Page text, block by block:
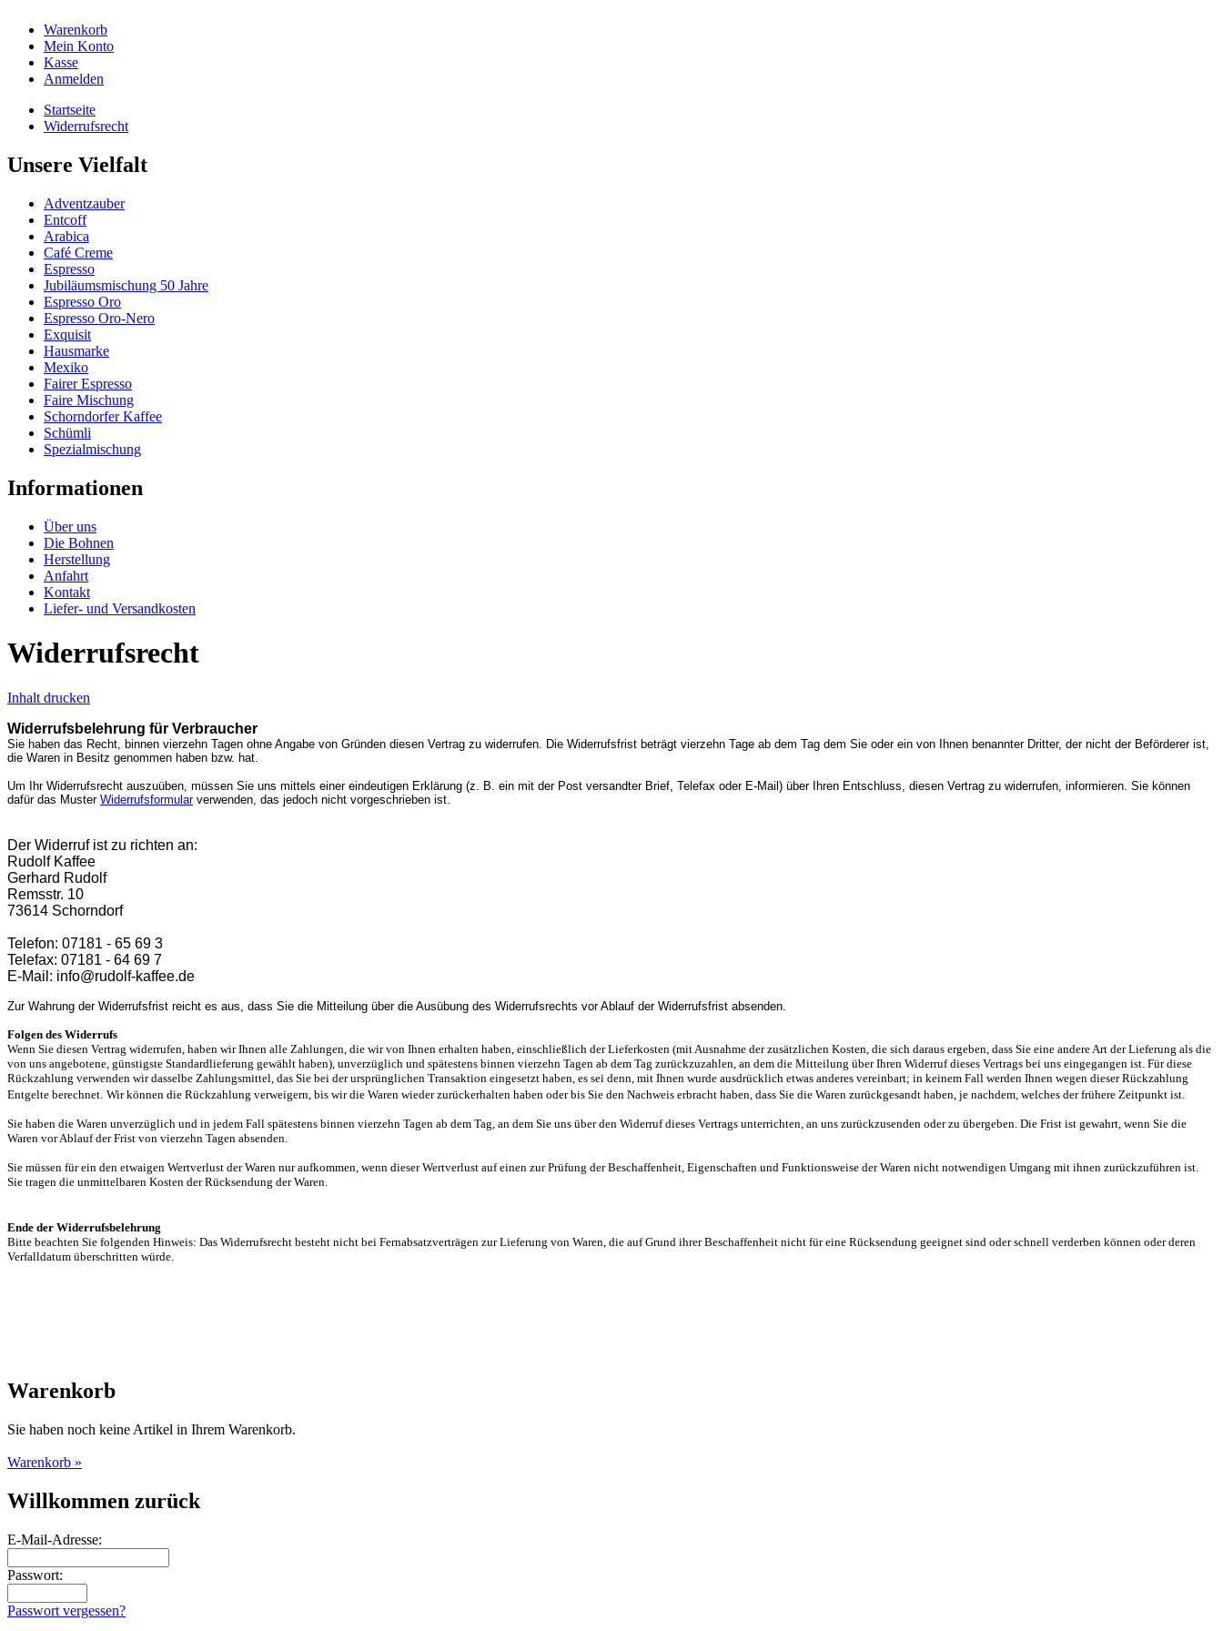
Warenkorb
Mein Konto
Kasse
Anmelden
Startseite
Widerrufsrecht
Unsere Vielfalt
Adventzauber
Entcoff
Arabica
Café Creme
Espresso
Jubiläumsmischung 50 Jahre
Espresso Oro
Espresso Oro-Nero
Exquisit
Hausmarke
Mexiko
Fairer Espresso
Faire Mischung
Schorndorfer Kaffee
Schümli
Spezialmischung
Informationen
Über uns
Die Bohnen
Herstellung
Anfahrt
Kontakt
Liefer- und Versandkosten
Widerrufsrecht
Inhalt drucken
Widerrufsbelehrung für Verbraucher
Sie haben das Recht, binnen vierzehn Tagen ohne Angabe von Gründen diesen Vertrag zu widerrufen. Die Widerrufsfrist beträgt vierzehn Tage ab dem Tag dem Sie oder ein von Ihnen benannter Dritter, der nicht der Beförderer ist,
die Waren in Besitz genommen haben bzw. hat.
Um Ihr Widerrufsrecht auszuüben, müssen Sie uns mittels einer eindeutigen Erklärung (z. B. ein mit der Post versandter Brief, Telefax oder E-Mail) über Ihren Entschluss, diesen Vertrag zu widerrufen, informieren. Sie können
dafür das Muster Widerrufsformularverwenden, das jedoch nicht vorgeschrieben ist.
Der Widerruf ist zu richten an:
Rudolf Kaffee
Gerhard Rudolf
Remsstr. 10
73614 Schorndorf
Telefon: 07181 - 65 69 3
Telefax: 07181 - 64 69 7
E-Mail: info@rudolf-kaffee.de
Zur Wahrung der Widerrufsfrist reicht es aus, dass Sie die Mitteilung über die Ausübung des Widerrufsrechts vor Ablauf der Widerrufsfrist absenden.
Folgen des Widerrufs
Wenn Sie diesen Vertrag widerrufen, haben wir Ihnen alle Zahlungen, die wir von Ihnen erhalten haben, einschließlich der Lieferkosten (mit Ausnahme der zusätzlichen Kosten, die sich daraus ergeben, dass Sie eine andere Art der Lieferung als die
von uns angebotene, günstigste Standardlieferung gewählt haben), unverzüglich und spätestens binnen vierzehn Tagen ab dem Tag zurückzuzahlen, an dem die Mitteilung über Ihren Widerruf dieses Vertrags bei uns eingegangen ist. Für diese
Rückzahlung verwenden wir dasselbe Zahlungsmittel, das Sie bei der ursprünglichen Transaktion eingesetzt haben, es sei denn, mit Ihnen wurde ausdrücklich etwas anderes vereinbart; in keinem Fall werden Ihnen wegen dieser Rückzahlung
Entgelte berechnet. Wir können die Rückzahlung verweigern, bis wir die Waren wieder zurückerhalten haben oder bis Sie den Nachweis erbracht haben, dass Sie die Waren zurückgesandt haben, je nachdem, welches der frühere Zeitpunkt ist.
Sie haben die Waren unverzüglich und in jedem Fall spätestens binnen vierzehn Tagen ab dem Tag, an dem Sie uns über den Widerruf dieses Vertrags unterrichten, an uns zurückzusenden oder zu übergeben. Die Frist ist gewahrt, wenn Sie die
Waren vor Ablauf der Frist von vierzehn Tagen absenden.
Sie müssen für ein den etwaigen Wertverlust der Waren nur aufkommen, wenn dieser Wertverlust auf einen zur Prüfung der Beschaffenheit, Eigenschaften und Funktionsweise der Waren nicht notwendigen Umgang mit ihnen zurückzuführen ist.
Sie tragen die unmittelbaren Kosten der Rücksendung der Waren.
Ende der Widerrufsbelehrung
Bitte beachten Sie folgenden Hinweis: Das Widerrufsrecht besteht nicht bei Fernabsatzverträgen zur Lieferung von Waren, die auf Grund ihrer Beschaffenheit nicht für eine Rücksendung geeignet sind oder schnell verderben können oder deren
Verfalldatum überschritten würde.
Warenkorb
Sie haben noch keine Artikel in Ihrem Warenkorb.
Warenkorb »
Willkommen zurück
E-Mail-Adresse:
Passwort:
Passwort vergessen?